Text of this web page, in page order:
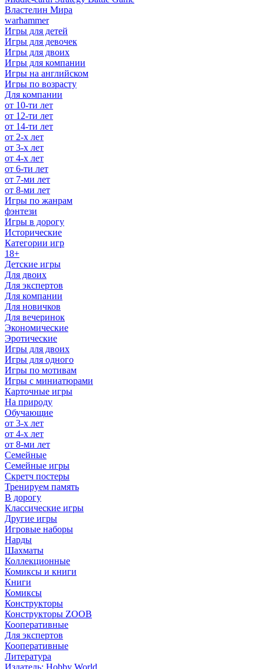
Властелин Мира
warhammer
Игры для детей
Игры для девочек
Игры для двоих
Игры для компании
Игры на английском
Игры по возрасту
Для компании
от 10-ти лет
от 12-ти лет
от 14-ти лет
от 2-х лет
от 3-х лет
от 4-х лет
от 6-ти лет
от 7-ми лет
от 8-ми лет
Игры по жанрам
фэнтези
Игры в дорогу
Исторические
Категории игр
18+
Детские игры
Для двоих
Для экспертов
Для компании
Для новичков
Для вечеринок
Экономические
Эротические
Игры для двоих
Игры для одного
Игры по мотивам
Игры с миниатюрами
Карточные игры
На природу
Обучающие
от 3-х лет
от 4-х лет
от 8-ми лет
Семейные
Семейные игры
Скретч постеры
Тренируем память
В дорогу
Классические игры
Другие игры
Игровые наборы
Нарды
Шахматы
Коллекционные
Комиксы и книги
Книги
Комиксы
Конструкторы
Конструкторы ZOOB
Кооперативные
Для экспертов
Кооперативные
Литература
Издатель: Hobby World